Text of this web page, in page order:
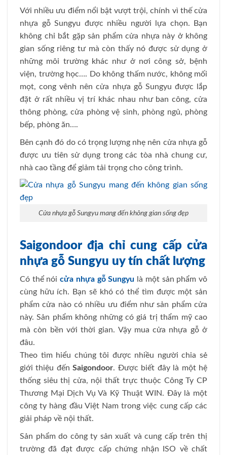
Với nhiều ưu điểm nổi bật vượt trội, chính vì thế cửa
nhựa gỗ Sungyu được nhiều người lựa chọn. Bạn
không chỉ bắt gặp sản phẩm cửa nhựa này ở không
gian sống riêng tư mà còn thấy nó được sử dụng ở
những môi trường khác như ở nơi công sở, bệnh
viện, trường học…. Do không thấm nước, không mối
mọt, cong vênh nên cửa nhựa gỗ Sungyu được lắp
đặt ở rất nhiều vị trí khác nhau như ban công, cửa
thông phòng, cửa phòng vệ sinh, phòng ngủ, phòng
bếp, phòng ăn….
Bên cạnh đó do có trọng lượng nhẹ nên cửa nhựa gỗ
được ưu tiên sử dụng trong các tòa nhà chung cư,
nhà cao tầng để giảm tải trọng cho công trình.
Cửa nhựa gỗ Sungyu mang đến không gian sống đẹp
Saigondoor địa chỉ cung cấp cửa
nhựa gỗ Sungyu uy tín chất lượng
Có thể nóicửa nhựa gỗ Sungyu là một sản phẩm vô
cùng hữu ích. Bạn sẽ khó có thể tìm được một sản
phẩm cửa nào có nhiều ưu điểm như sản phẩm cửa
này. Sản phẩm không những có giá trị thẩm mỹ cao
mà còn bền với thời gian. Vậy mua cửa nhựa gỗ ở
đâu.
Theo tìm hiểu chúng tôi được nhiều người chia sẻ
giới thiệu đếnSaigondoor. Được biết đây là một hệ
thống siêu thị cửa, nội thất trực thuộc Công Ty CP
Thương Mại Dịch Vụ Và Kỹ Thuật WIN. Đây là một
công ty hàng đầu Việt Nam trong việc cung cấp các
giải pháp về nội thất.
Sản phẩm do công ty sản xuất và cung cấp trên thị
trường đã đạt được cấp chứng nhận ISO về chất